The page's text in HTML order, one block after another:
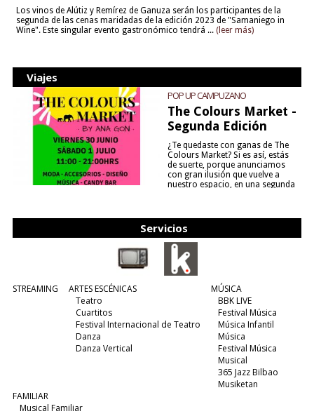
Los vinos de Alútiz y Remírez de Ganuza serán los participantes de la
segunda de las cenas maridadas de la edición 2023 de "Samaniego in
Wine". Este singular evento gastronómico tendrá ... (leer más)
Viajes
POP UP CAMPUZANO
The Colours Market -
Segunda Edición
¿Te quedaste con ganas de The
Colours Market? Si es así, estás
de suerte, porque anunciamos
con gran ilusión que vuelve a
nuestro espacio, en una segunda
Servicios
STREAMING
ARTES ESCÉNICAS
Teatro
Cuartitos
Festival Internacional de Teatro
Danza
Danza Vertical
MÚSICA
BBK LIVE
Festival Música
Música Infantil
Música
Festival Música
Musical
365 Jazz Bilbao
Musiketan
FAMILIAR
Musical Familiar